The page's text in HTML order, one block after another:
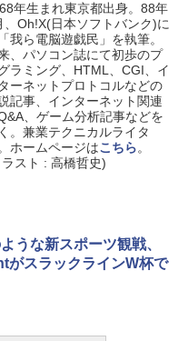
年生まれ東京都出身。88年
、Oh!X(日本ソフトバンク)に
我ら電脳遊戯民」を執筆。
、パソコン誌にて初歩のプ
ラミング、HTML、CGI、イ
ーネットプロトコルなどの
記事、インターネット関連
、ゲーム分析記事などを
。兼業テクニカルライタ
ホームページはこちら。
スト : 高橋哲史)
うな新スポーツ観戦、
がスラックラインW杯で